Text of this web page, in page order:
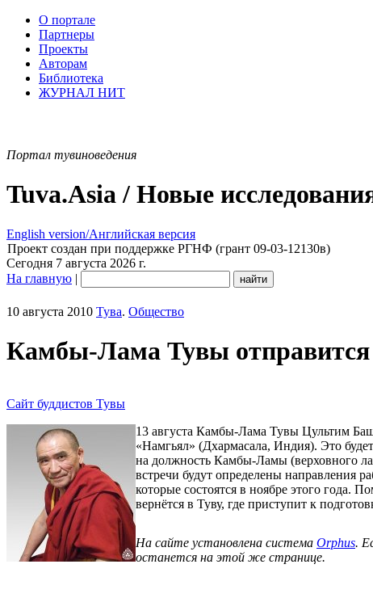
О портале
Партнеры
Проекты
Авторам
Библиотека
ЖУРНАЛ НИТ
Портал тувиноведения
Tuva.Asia / Новые
English version/Английская версия
Проект создан при поддержке РГНФ (грант 09-03-12130в)
Сегодня 7 августа 2026 г.
На главную |
10 августа 2010 Тува. Общество
Камбы-Лама Тувы отправится
Сайт буддистов Тувы
13 августа Камбы-Лама Тувы Цультим
«Намгьял» (Дхармасала, Индия). Это
на должность Камбы-Ламы (верховного
встречи будут определены направления
которые состоятся в ноябре этого года.
вернётся в Туву, где приступит к
На сайте установлена система Orphus.
останется на этой же странице.